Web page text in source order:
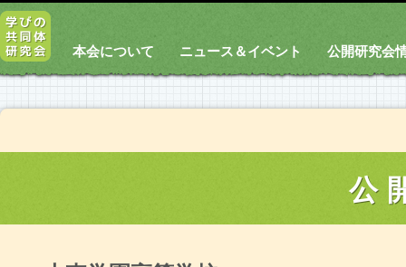
本会について ニュース＆イベント 公開研究会
公